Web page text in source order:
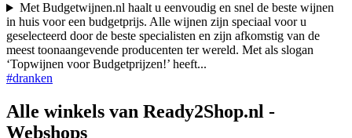
Met Budgetwijnen.nl haalt u eenvoudig en snel de beste wijnen
in huis voor een budgetprijs. Alle wijnen zijn speciaal voor u
geselecteerd door de beste specialisten en zijn afkomstig van de
meest toonaangevende producenten ter wereld. Met als slogan
‘Topwijnen voor Budgetprijzen!’ heeft...
#dranken
Alle winkels van Ready2Shop.nl -
Webshops